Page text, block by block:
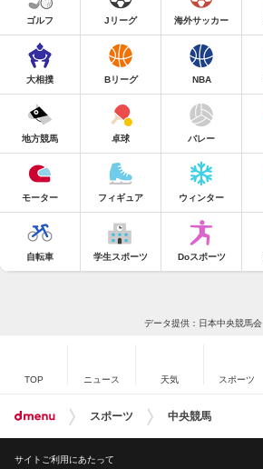
ゴルフ Jリーグ 海外サッカー
大相撲 Bリーグ NBA
地方競馬 卓球 バレー
モーター フィギュア ウィンター
自転車 学生スポーツ Doスポーツ
データ提供：日本中央競馬会
TOP ニュース 天気 スポーツ
スポーツ 中央競馬
サイトご利用にあたって